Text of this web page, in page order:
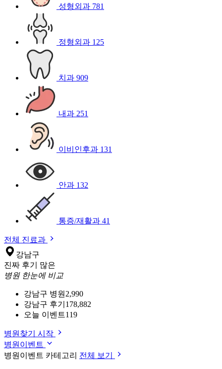
성형외과 781
정형외과 125
치과 909
내과 251
이비인후과 131
안과 132
통증/재활과 41
전체 진료과
강남구
진짜 후기 많은
병원 한눈에 비교
강남구 병원 2,990
강남구 후기 178,882
오늘 이벤트119
병원찾기 시작
병원이벤트
병원이벤트 카테고리 전체 보기